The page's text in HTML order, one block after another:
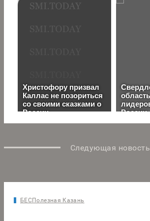
Следующая новость
БЕСПолезная Казань